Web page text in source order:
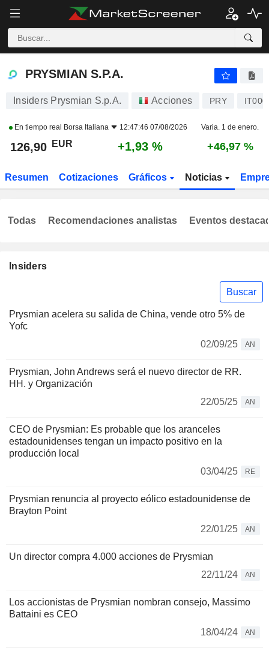
PRYSMIAN S.P.A.
PRYSMIAN S.P.A.
Insiders Prysmian S.p.A. Acciones PRY
En tiempo real Borsa Italiana 12:47:46 07/08/2026 Varia. 1 de enero.
126,90 EUR +1,93 % +46,97 %
Resumen Cotizaciones Gráficos Noticias
Insiders
Buscar
Prysmian acelera su salida de China, vende otro 5% de
Yofc
02/09/25
AN
Prysmian, John Andrews será el nuevo director de RR.
HH. y Organización
22/05/25
AN
CEO de Prysmian: Es probable que los aranceles
estadounidenses tengan un impacto positivo en la
producción local
03/04/25
RE
Prysmian renuncia al proyecto eólico estadounidense de
Brayton Point
22/01/25
AN
Un director compra 4.000 acciones de Prysmian
22/11/24
AN
Los accionistas de Prysmian nombran consejo, Massimo
Battaini es CEO
18/04/24
AN
Todas Recomendaciones analistas Eventos